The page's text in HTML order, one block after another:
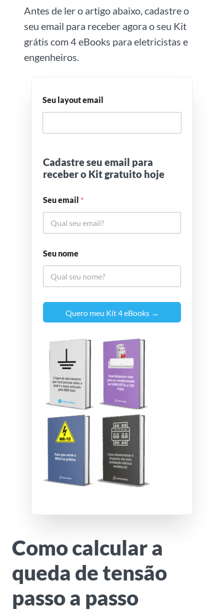
Antes de ler o artigo abaixo, cadastre o
seu email para receber agora o seu Kit
grátis com 4 eBooks para eletricistas e
engenheiros.
Seu layout email
Cadastre seu email para
receber o Kit gratuito hoje
Seu email *
Seu nome
Quero meu Kit 4 eBooks →
Como calcular a
queda de tensão
passo a passo